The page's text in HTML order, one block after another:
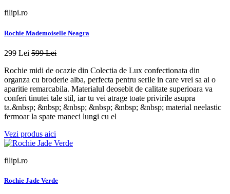
filipi.ro
Rochie Mademoiselle Neagra
299 Lei 599 Lei
Rochie midi de ocazie din Colectia de Lux confectionata din
organza cu broderie alba, perfecta pentru serile in care vrei sa ai o
aparitie remarcabila. Materialul deosebit de calitate superioara va
conferi tinutei tale stil, iar tu vei atrage toate privirile asupra
ta.&nbsp; &nbsp; &nbsp; &nbsp; &nbsp; &nbsp; material neelastic
fermoar la spate maneci lungi cu el
Vezi produs aici
filipi.ro
Rochie Jade Verde